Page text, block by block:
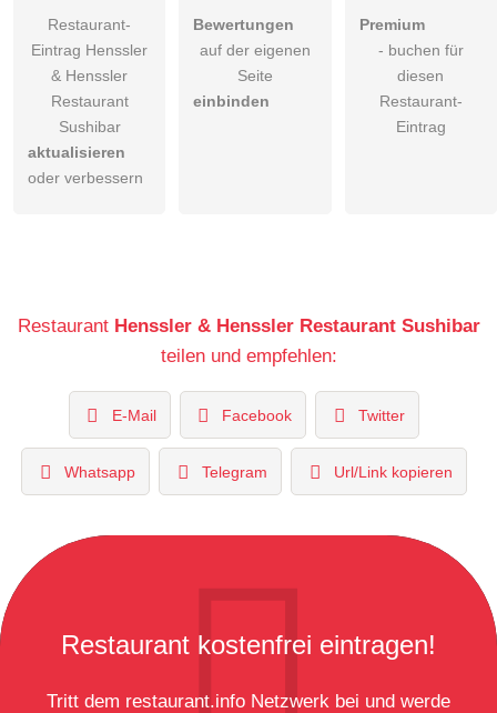
Restaurant-
Eintrag Henssler
& Henssler
Restaurant
Sushibar
aktualisieren
oder verbessern
Bewertungen
auf der eigenen
Seite
einbinden
Premium
- buchen für
diesen
Restaurant-
Eintrag
Restaurant Henssler & Henssler Restaurant Sushibar
teilen und empfehlen:
E-Mail Facebook Twitter
Whatsapp Telegram Url/Link kopieren
Restaurant kostenfrei eintragen!
Tritt dem restaurant.info Netzwerk bei und werde